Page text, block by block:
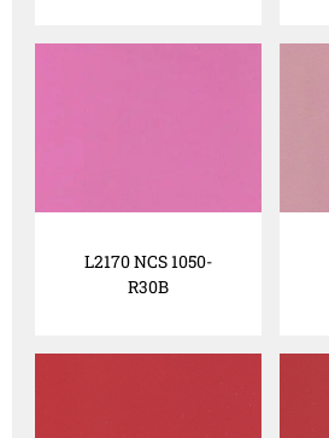
L2170 NCS 1050-
R30B